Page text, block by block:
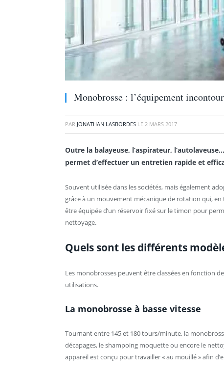
Monobrosse : l’équipement
PAR JONATHAN LASBORDES LE 2 MARS 2017
Outre la balayeuse, l’aspirateur,
permet d’effectuer un entretien rapide et
Souvent utilisée dans les sociétés, mais également
grâce à un mouvement mécanique de rotation qui,
être équipée d’un réservoir fixé sur le timon pour
nettoyage.
Quels sont les différents
Les monobrosses peuvent être classées en fonction
utilisations.
La monobrosse à basse vitesse
Tournant entre 145 et 180 tours/minute, la
décapages, le shampoing moquette ou encore le
appareil est conçu pour travailler « au mouillé » afin